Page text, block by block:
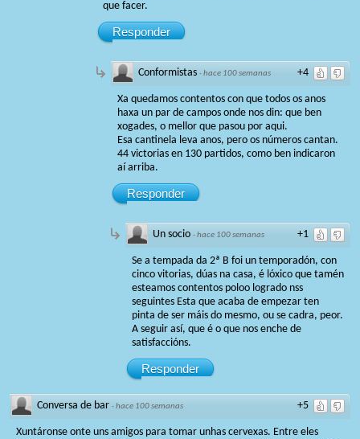
que facer.
Responder
+4
Conformistas ·hace 100 semanas
Xa quedamos contentos con que todos os anos
haxa un par de campos onde nos din: que ben
xogades, o mellor que pasou por aqui.
Esa cantinela leva anos, pero os números cantan.
44 victorias en 130 partidos, como ben indicaron
aí arriba.
Responder
+1
Un socio ·hace 100 semanas
Se a tempada da 2ª B foi un temporadón, con
cinco vitorias, dúas na casa, é lóxico que tamén
esteamos contentos poloo logrado nss
seguintes Esta que acaba de empezar ten
pinta de ser máis do mesmo, ou se cadra, peor.
A seguir así, que é o que nos enche de
satisfaccións.
Responder
+5
Conversa de bar ·hace 100 semanas
Xuntáronse onte uns amigos para tomar unhas cervexas. Entre eles